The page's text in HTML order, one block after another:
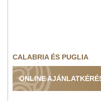
CALABRIA ÉS PUGLIA
ONLINE